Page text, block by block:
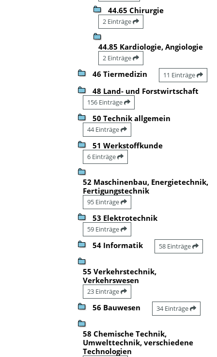
44.65 Chirurgie
2 Einträge
44.85 Kardiologie, Angiologie
2 Einträge
46 Tiermedizin 11 Einträge
48 Land- und Forstwirtschaft
156 Einträge
50 Technik allgemein
44 Einträge
51 Werkstoffkunde
6 Einträge
52 Maschinenbau, Energietechnik,
Fertigungstechnik
95 Einträge
53 Elektrotechnik
59 Einträge
54 Informatik 58 Einträge
55 Verkehrstechnik,
Verkehrswesen
23 Einträge
56 Bauwesen 34 Einträge
58 Chemische Technik,
Umwelttechnik, verschiedene
Technologien